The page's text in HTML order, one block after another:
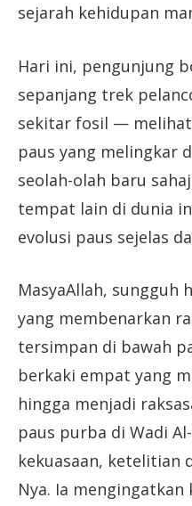
sejarah kehidupan
Hari ini, pengunjung
sepanjang trek
sekitar fosil —
paus yang melingkar
seolah-olah baru
tempat lain di dunia
evolusi paus sejelas
MasyaAllah, sungguh
yang membenarkan
tersimpan di bawah
berkaki empat yang
hingga menjadi
paus purba di Wadi
kekuasaan, ketelitian
Nya. Ia